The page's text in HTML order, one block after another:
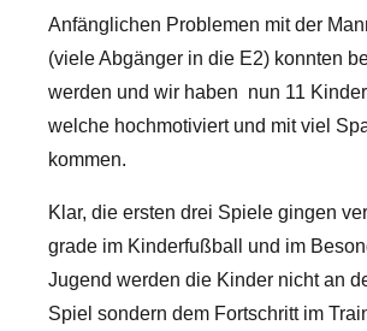
Anfänglichen Problemen mit der
(viele Abgänger in die E2) konnten
werden und wir haben nun 11
welche hochmotiviert und mit viel
kommen.
Klar, die ersten drei Spiele gingen
grade im Kinderfußball und im
Jugend werden die Kinder nicht an
Spiel sondern dem Fortschritt im